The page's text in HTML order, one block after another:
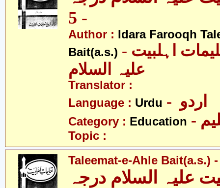
- 5
Author : Idara Farooqh
Bait(a.s.) - ادارہ فروغ تعلیمات اہلبیت
علیہ السلام
Translator :
Language : Urdu
Category : Education
Topic :
Taleemat-e-Ahle Bait(a.s.)
علیہ السلام درجہ